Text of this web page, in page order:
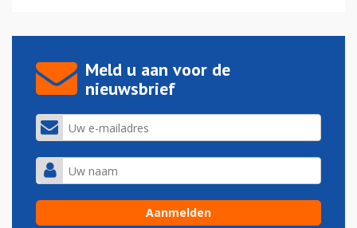
Meld u aan voor de
nieuwsbrief